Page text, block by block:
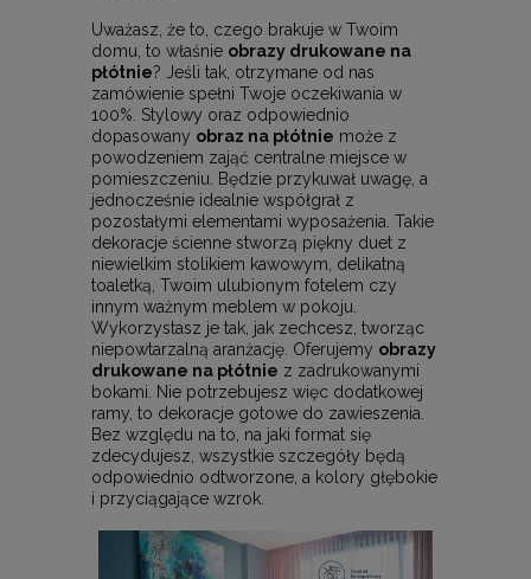
Uważasz, że to, czego brakuje w Twoim
domu, to właśnie obrazy drukowane na
płótnie? Jeśli tak, otrzymane od nas
zamówienie spełni Twoje oczekiwania w
100%. Stylowy oraz odpowiednio
dopasowany obraz na płótnie może z
powodzeniem zająć centralne miejsce w
pomieszczeniu. Będzie przykuwał uwagę, a
jednocześnie idealnie współgrał z
pozostałymi elementami wyposażenia. Takie
dekoracje ścienne stworzą piękny duet z
niewielkim stolikiem kawowym, delikatną
toaletką, Twoim ulubionym fotelem czy
innym ważnym meblem w pokoju.
Wykorzystasz je tak, jak zechcesz, tworząc
niepowtarzalną aranżację. Oferujemy obrazy
drukowane na płótnie z zadrukowanymi
bokami. Nie potrzebujesz więc dodatkowej
ramy, to dekoracje gotowe do zawieszenia.
Bez względu na to, na jaki format się
zdecydujesz, wszystkie szczegóły będą
odpowiednio odtworzone, a kolory głębokie
i przyciągające wzrok.